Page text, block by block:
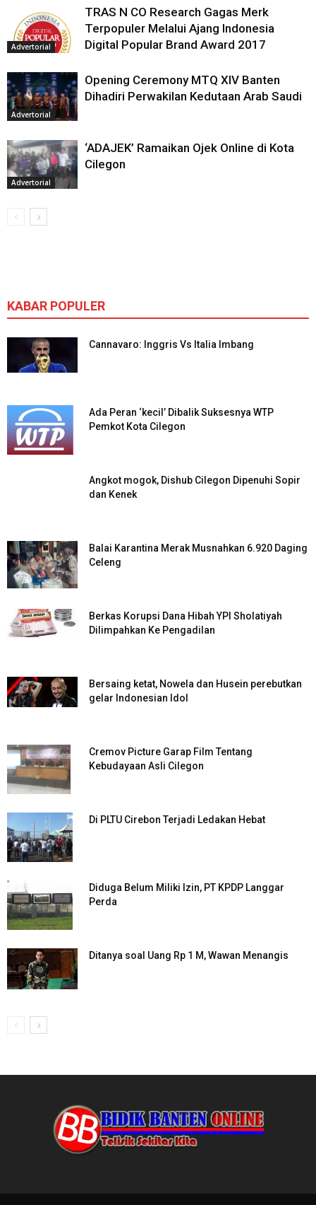
Advertorial
TRAS N CO Research Gagas Merk
Terpopuler Melalui Ajang Indonesia
Digital Popular Brand Award 2017
Advertorial
Opening Ceremony MTQ XIV Banten
Dihadiri Perwakilan Kedutaan Arab Saudi
Advertorial
‘ADAJEK’ Ramaikan Ojek Online di Kota
Cilegon
KABAR POPULER
Cannavaro: Inggris Vs Italia Imbang
Ada Peran ‘kecil’ Dibalik Suksesnya WTP
Pemkot Kota Cilegon
Angkot mogok, Dishub Cilegon Dipenuhi Sopir
dan Kenek
Balai Karantina Merak Musnahkan 6.920 Daging
Celeng
Berkas Korupsi Dana Hibah YPI Sholatiyah
Dilimpahkan Ke Pengadilan
Bersaing ketat, Nowela dan Husein perebutkan
gelar Indonesian Idol
Cremov Picture Garap Film Tentang
Kebudayaan Asli Cilegon
Di PLTU Cirebon Terjadi Ledakan Hebat
Diduga Belum Miliki Izin, PT KPDP Langgar
Perda
Ditanya soal Uang Rp 1 M, Wawan Menangis